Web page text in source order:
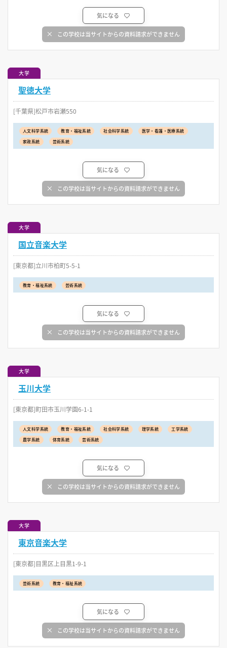
気になる
この学校は当サイトからの資料請求ができません
大学
聖徳大学
[千葉県]松戸市岩瀬550
人文科学系統 教育・福祉系統 社会科学系統
医学・看護・医療系統
家政系統
芸術系統
気になる
この学校は当サイトからの資料請求ができません
大学
国立音楽大学
[東京都]立川市柏町5-5-1
教育・福祉系統 芸術系統
気になる
この学校は当サイトからの資料請求ができません
大学
玉川大学
[東京都]町田市玉川学園6-1-1
人文科学系統 教育・福祉系統 社会科学系統 理学系統
工学系統
農学系統
体育系統 芸術系統
気になる
この学校は当サイトからの資料請求ができません
大学
東京音楽大学
[東京都]目黒区上目黒1-9-1
芸術系統 教育・福祉系統
気になる
この学校は当サイトからの資料請求ができません